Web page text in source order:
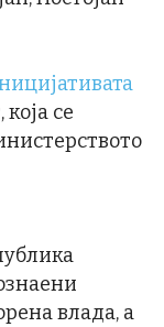
се
влада, а